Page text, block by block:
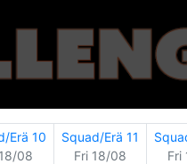
Erä 10
08
Squad/Erä 11
Fri 18/08
Fri